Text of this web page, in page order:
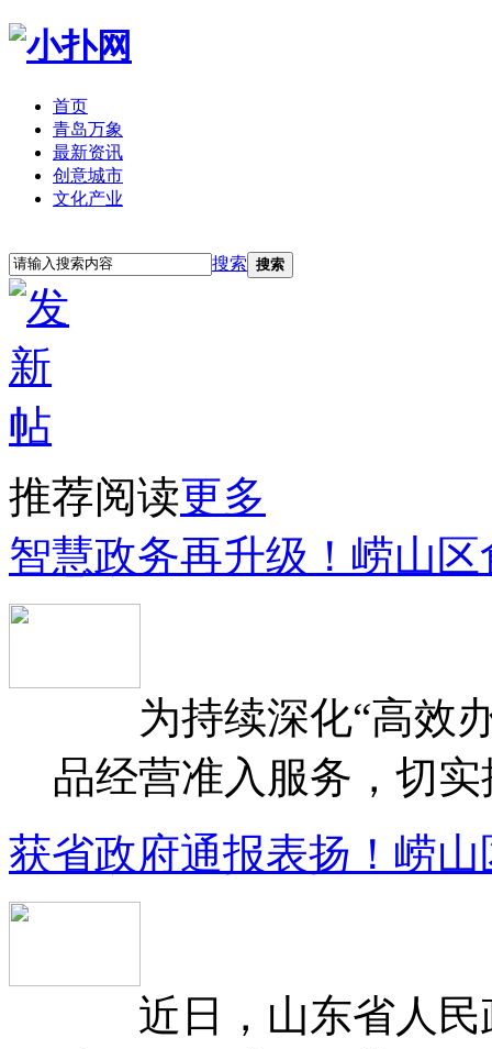
首页
青岛万象
最新资讯
创意城市
文化产业
搜索 搜索
推荐阅读更多
智慧政务再升级！崂山
为持续深化“高效办
品经营准入服务，切
获省政府通报表扬！崂
近日，山东省人民